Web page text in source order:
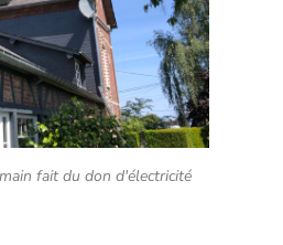
fait du don d'électricité